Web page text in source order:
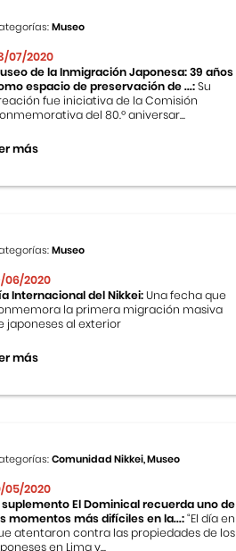
Museo
07/2020
de la Inmigración Japonesa: 39 años
espacio de preservación de ...:Su
fue iniciativa de la Comisión
del 80.º aniversar...
más
Museo
06/2020
Internacional del Nikkei:Una fecha que
la primera migración masiva
japoneses al exterior
más
Comunidad Nikkei, Museo
05/2020
suplemento El Dominical recuerda uno de
momentos más difíciles en la...:“El día en
atentaron contra las propiedades de los
en Lima y...